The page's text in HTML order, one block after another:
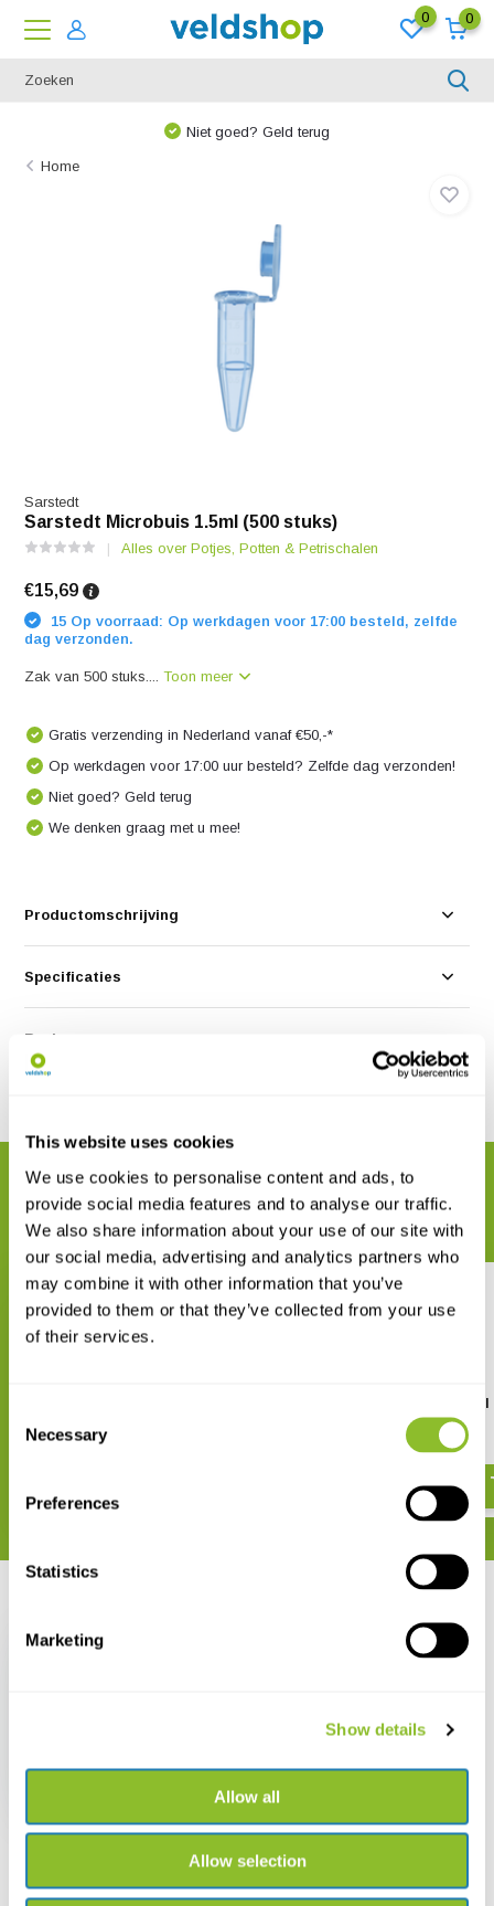
This website uses cookies
We use cookies to personalise content and ads, to
provide social media features and to analyse our traffic.
We also share information about your use of our site with
our social media, advertising and analytics partners who
may combine it with other information that you’ve
provided to them or that they’ve collected from your use
of their services.
Selection
Necessary
Preferences
Statistics
Marketing
Show details
Allow all
Allow selection
0 0
Niet goed? Geld terug
Home
Sarstedt
Sarstedt Microbuis 1.5ml (500 stuks)
Alles over Potjes, Potten & Petrischalen
€15,69
15 Op voorraad: Op werkdagen voor 17:00 besteld, zelfde
dag verzonden.
Zak van 500 stuks....Toon meer
Gratis verzending in Nederland vanaf €50,-*
Op werkdagen voor 17:00 uur besteld? Zelfde dag verzonden!
Niet goed? Geld terug
We denken graag met u mee!
Productomschrijving
Specificaties
Reviews
GERELATEERDE PRODUCTEN
Maak uw bestelling compleet
Sarstedt Microbuis 2ml
stuks)
€ 19,85